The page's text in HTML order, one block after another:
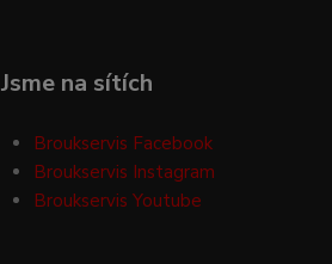
Jsme na sítích
Broukservis Facebook
Broukservis Instagram
Broukservis Youtube